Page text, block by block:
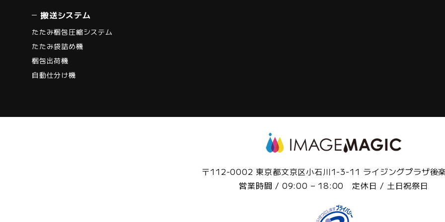
搬送システム
たたみ梱包圧縮システム
たたみ袋詰め機
梱包出荷機
自動仕分け機
〒112-0002 東京都文京区小石川1-3-11 ライジングプラザ後
営業時間 / 09:00 – 18:00 定休日 / 土日祝祭日